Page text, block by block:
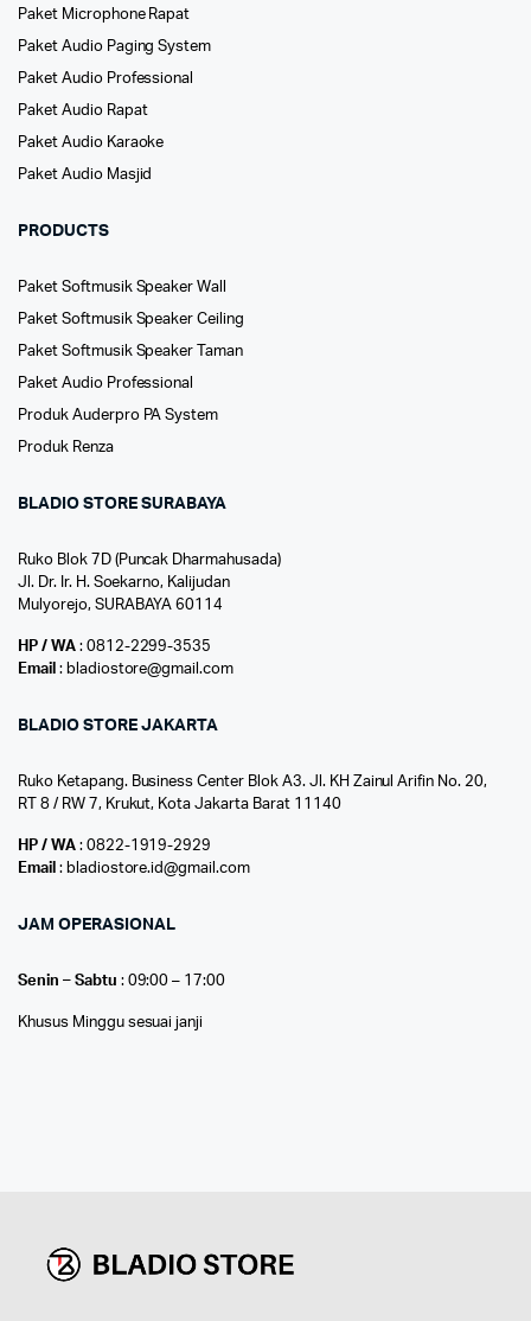
Paket Microphone Rapat
Paket Audio Paging System
Paket Audio Professional
Paket Audio Rapat
Paket Audio Karaoke
Paket Audio Masjid
PRODUCTS
Paket Softmusik Speaker Wall
Paket Softmusik Speaker Ceiling
Paket Softmusik Speaker Taman
Paket Audio Professional
Produk Auderpro PA System
Produk Renza
BLADIO STORE SURABAYA
Ruko Blok 7D (Puncak Dharmahusada)
Jl. Dr. Ir. H. Soekarno, Kalijudan
Mulyorejo, SURABAYA 60114
HP / WA: 0812-2299-3535
Email : bladiostore@gmail.com
BLADIO STORE JAKARTA
Ruko Ketapang. Business Center Blok A3. Jl. KH Zainul Arifin No. 20,
RT 8 / RW 7, Krukut, Kota Jakarta Barat 11140
HP / WA: 0822-1919-2929
Email : bladiostore.id@gmail.com
JAM OPERASIONAL
Senin – Sabtu : 09:00 – 17:00
Khusus Minggu sesuai janji